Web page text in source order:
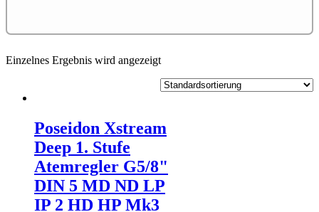
Einzelnes Ergebnis wird angezeigt
Poseidon Xstream
Deep 1. Stufe
Atemregler G5/8"
DIN 5 MD ND LP
IP 2 HD HP Mk3